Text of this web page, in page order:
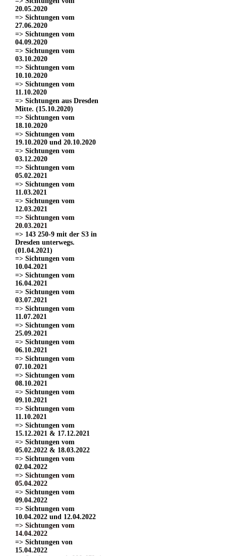
20.05.2020
=> Sichtungen vom
27.06.2020
=> Sichtungen vom
04.09.2020
=> Sichtungen vom
03.10.2020
=> Sichtungen vom
10.10.2020
=> Sichtungen vom
11.10.2020
=> Sichtungen aus Dresden
Mitte. (15.10.2020)
=> Sichtungen vom
18.10.2020
=> Sichtungen vom
19.10.2020 und 20.10.2020
=> Sichtungen vom
03.12.2020
=> Sichtungen vom
05.02.2021
=> Sichtungen vom
11.03.2021
=> Sichtungen vom
12.03.2021
=> Sichtungen vom
20.03.2021
=> 143 250-9 mit der S3 in
Dresden unterwegs.
(01.04.2021)
=> Sichtungen vom
10.04.2021
=> Sichtungen vom
16.04.2021
=> Sichtungen vom
03.07.2021
=> Sichtungen vom
11.07.2021
=> Sichtungen vom
25.09.2021
=> Sichtungen vom
06.10.2021
=> Sichtungen vom
07.10.2021
=> Sichtungen vom
08.10.2021
=> Sichtungen vom
09.10.2021
=> Sichtungen vom
11.10.2021
=> Sichtungen vom
15.12.2021 & 17.12.2021
=> Sichtungen vom
05.02.2022 & 18.03.2022
=> Sichtungen vom
02.04.2022
=> Sichtungen vom
05.04.2022
=> Sichtungen vom
09.04.2022
=> Sichtungen vom
10.04.2022 und 12.04.2022
=> Sichtungen vom
14.04.2022
=> Sichtungen von
15.04.2022